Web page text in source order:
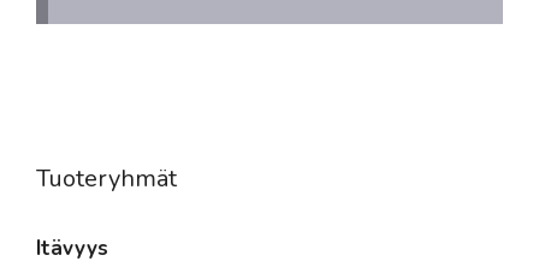
Tuoteryhmät
Itävyys